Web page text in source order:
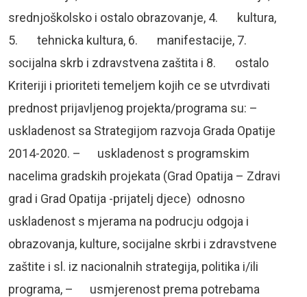
srednjoškolsko i ostalo obrazovanje, 4. kultura,
5. tehnicka kultura, 6. manifestacije, 7.
socijalna skrb i zdravstvena zaštita i 8. ostalo
Kriteriji i prioriteti temeljem kojih ce se utvrdivati
prednost prijavljenog projekta/programa su: –
uskladenost sa Strategijom razvoja Grada Opatije
2014-2020. – uskladenost s programskim
nacelima gradskih projekata (Grad Opatija – Zdravi
grad i Grad Opatija -prijatelj djece) odnosno
uskladenost s mjerama na podrucju odgoja i
obrazovanja, kulture, socijalne skrbi i zdravstvene
zaštite i sl. iz nacionalnih strategija, politika i/ili
programa, – usmjerenost prema potrebama